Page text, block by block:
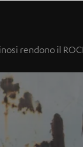
rendono il